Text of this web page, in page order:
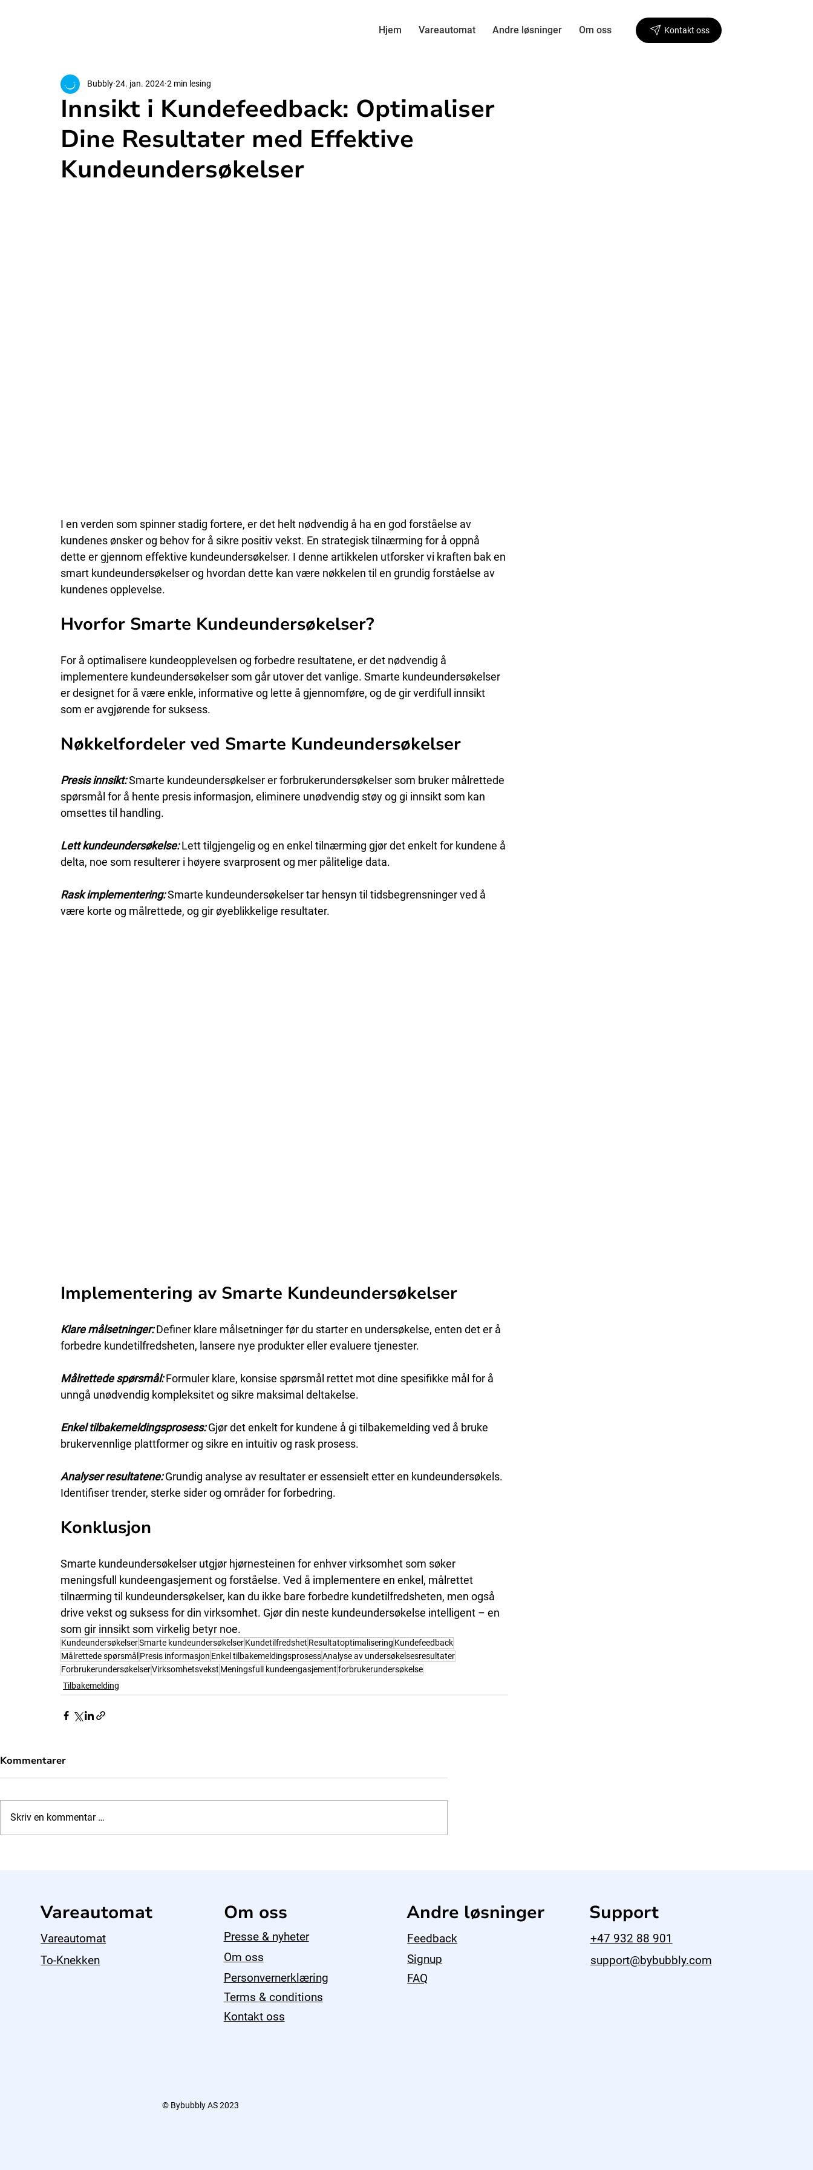
Hjem Vareautomat Andre løsninger Om oss Kontakt oss
Innsikt i Kundefeedback: Optimaliser
Dine Resultater med Effektive
Kundeundersøkelser
Bubbly 24. jan. 2024 2 min lesing
I en verden som spinner stadig fortere, er det helt nødvendig å ha en god forståelse av
kundenes ønsker og behov for å sikre positiv vekst. En strategisk tilnærming for å oppnå
dette er gjennom effektive kundeundersøkelser. I denne artikkelen utforsker vi kraften bak en
smart kundeundersøkelser og hvordan dette kan være nøkkelen til en grundig forståelse av
kundenes opplevelse.
Hvorfor Smarte Kundeundersøkelser?
For å optimalisere kundeopplevelsen og forbedre resultatene, er det nødvendig å
implementere kundeundersøkelser som går utover det vanlige. Smarte kundeundersøkelser
er designet for å være enkle, informative og lette å gjennomføre, og de gir verdifull innsikt
som er avgjørende for suksess.
Nøkkelfordeler ved Smarte Kundeundersøkelser
Presis innsikt: Smarte kundeundersøkelser er forbrukerundersøkelser som bruker målrettede
spørsmål for å hente presis informasjon, eliminere unødvendig støy og gi innsikt som kan
omsettes til handling.
Lett kundeundersøkelse: Lett tilgjengelig og en enkel tilnærming gjør det enkelt for kundene å
delta, noe som resulterer i høyere svarprosent og mer pålitelige data.
Rask implementering: Smarte kundeundersøkelser tar hensyn til tidsbegrensninger ved å
være korte og målrettede, og gir øyeblikkelige resultater.
Implementering av Smarte Kundeundersøkelser
Klare målsetninger: Definer klare målsetninger før du starter en undersøkelse, enten det er å
forbedre kundetilfredsheten, lansere nye produkter eller evaluere tjenester.
Målrettede spørsmål: Formuler klare, konsise spørsmål rettet mot dine spesifikke mål for å
unngå unødvendig kompleksitet og sikre maksimal deltakelse.
Enkel tilbakemeldingsprosess: Gjør det enkelt for kundene å gi tilbakemelding ved å bruke
brukervennlige plattformer og sikre en intuitiv og rask prosess.
Analyser resultatene: Grundig analyse av resultater er essensielt etter en kundeundersøkels.
Identifiser trender, sterke sider og områder for forbedring.
Konklusjon
Smarte kundeundersøkelser utgjør hjørnesteinen for enhver virksomhet som søker
meningsfull kundeengasjement og forståelse. Ved å implementere en enkel, målrettet
tilnærming til kundeundersøkelser, kan du ikke bare forbedre kundetilfredsheten, men også
drive vekst og suksess for din virksomhet. Gjør din neste kundeundersøkelse intelligent – en
som gir innsikt som virkelig betyr noe.
KundeundersøkelserSmarte kundeundersøkelserKundetilfredshet Resultatoptimalisering Kundefeedback
Målrettede spørsmål Presis informasjon Enkel tilbakemeldingsprosessAnalyse av undersøkelsesresultater
ForbrukerundersøkelserVirksomhetsvekst Meningsfull kundeengasjementforbrukerundersøkelse
Tilbakemelding
Kommentarer
Skriv en kommentar …
FAQ
Signup
Feedback
Andre løsninger
© Bybubbly AS 2023
Om oss
Presse & nyheter
Om oss
Personvernerklæring
Terms & conditions
Kontakt oss
Vareautomat
Vareautomat
To-Knekken
Support
+47 932 88 901
support@bybubbly.com